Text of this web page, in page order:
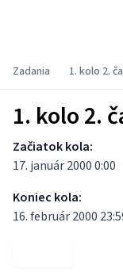
Zadania 1. kolo 2.
1. kolo 2.
Začiatok kola:
17. január 2000 0:00
Koniec kola:
16. február 2000